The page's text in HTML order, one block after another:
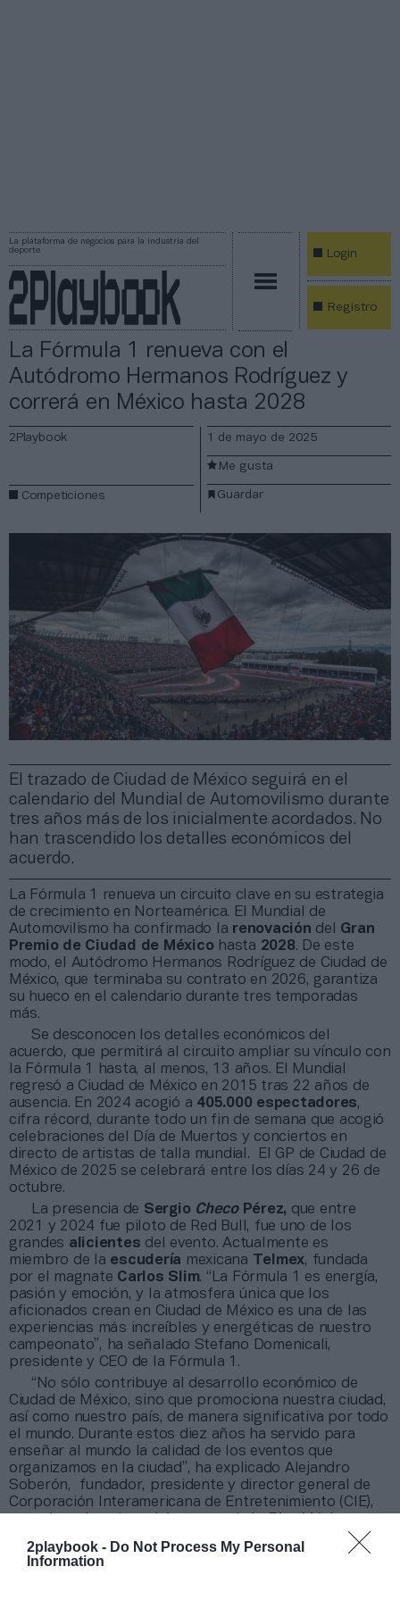
2playbook - Do Not Process My Personal
Information
La plataforma de negocios para la industria del
deporte
Login
Registro
La Fórmula 1 renueva con el
Autódromo Hermanos Rodríguez y
correrá en México hasta 2028
El trazado de Ciudad de México seguirá en el
calendario del Mundial de Automovilismo durante
tres años más de los inicialmente acordados. No
han trascendido los detalles económicos del
acuerdo.
2Playbook
Competiciones
1 de mayo de 2025
Guardar
Me gusta
La Fórmula 1 renueva un circuito clave en su estrategia
de crecimiento en Norteamérica. El Mundial de
Automovilismo ha confirmado la renovación del Gran
Premio de Ciudad de México hasta 2028. De este
modo, el Autódromo Hermanos Rodríguez de Ciudad de
México, que terminaba su contrato en 2026, garantiza
su hueco en el calendario durante tres temporadas
más.
Se desconocen los detalles económicos del
acuerdo, que permitirá al circuito ampliar su vínculo con
la Fórmula 1 hasta, al menos, 13 años. El Mundial
regresó a Ciudad de México en 2015 tras 22 años de
ausencia. En 2024 acogió a 405.000 espectadores,
cifra récord, durante todo un fin de semana que acogió
celebraciones del Día de Muertos y conciertos en
directo de artistas de talla mundial. El GP de Ciudad de
México de 2025 se celebrará entre los días 24 y 26 de
octubre.
La presencia de Sergio Checo Pérez, que entre
2021 y 2024 fue piloto de Red Bull, fue uno de los
grandes alicientes del evento. Actualmente es
miembro de la escudería mexicana Telmex, fundada
por el magnate Carlos Slim. “La Fórmula 1 es energía,
pasión y emoción, y la atmosfera única que los
aficionados crean en Ciudad de México es una de las
experiencias más increíbles y energéticas de nuestro
campeonato”, ha señalado Stefano Domenicali,
presidente y CEO de la Fórmula 1.
“No sólo contribuye al desarrollo económico de
Ciudad de México, sino que promociona nuestra ciudad,
así como nuestro país, de manera significativa por todo
el mundo. Durante estos diez años ha servido para
enseñar al mundo la calidad de los eventos que
organizamos en la ciudad”, ha explicado Alejandro
Soberón, fundador, presidente y director general de
Corporación Interamericana de Entretenimiento (CIE),